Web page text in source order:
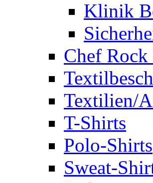
Klinik
Chef
Textilien/
T-Shirts
Polo-Shirts
Sweat-